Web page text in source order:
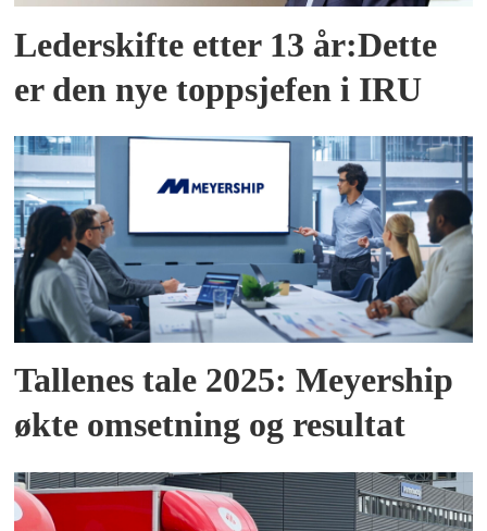
Lederskifte etter 13 år:Dette
er den nye toppsjefen i IRU
Tallenes tale 2025: Meyership
økte omsetning og resultat